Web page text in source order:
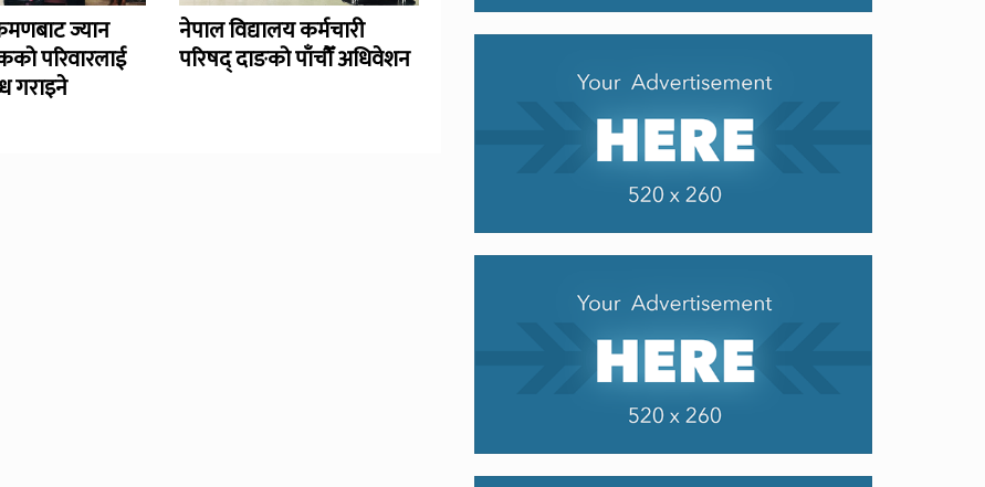
ज्यान
परिवारलाई
गराइने
नेपाल विद्यालय कर्मचारी
परिषद् दाङको पाँचौँ अधिवेशन